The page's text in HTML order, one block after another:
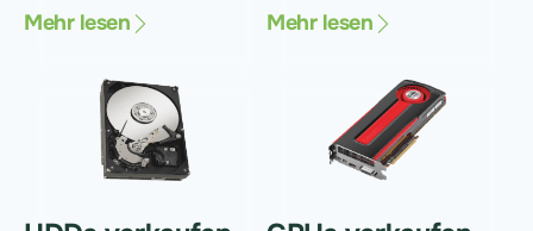
Mehr lesen Mehr lesen